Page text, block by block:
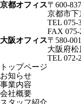
京都オフィス〒600-
京都市下
TEL 075-
FAX 075-
大阪オフィス〒580-
大阪府松
TEL 072-
トップページ
お知らせ
事業内容
会社概要
スタッフ紹介